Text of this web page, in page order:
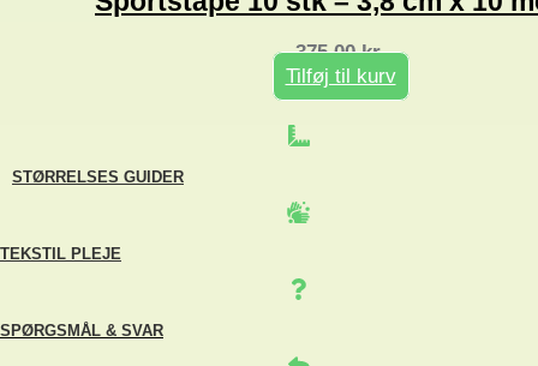
375,00kr.
Tilføj til kurv
STØRRELSES GUIDER
TEKSTIL PLEJE
SPØRGSMÅL & SVAR